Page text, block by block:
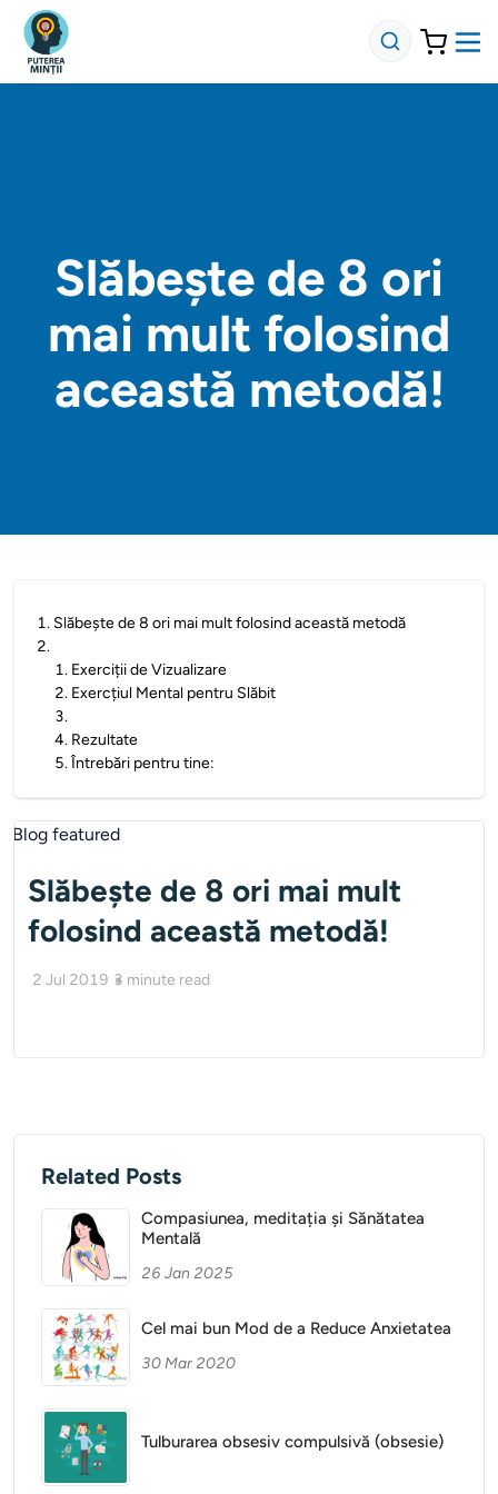
Slăbește de 8 ori
mai mult folosind
această metodă!
1. Slăbește de 8 ori mai mult folosind această metodă
2.
1. Exerciții de Vizualizare
2. Exercțiul Mental pentru Slăbit
3.
4. Rezultate
5.Întrebări pentru tine:
Slăbește de 8 ori mai mult
folosind această metodă!
2 Jul 2019 3 minute read
Related Posts
Compasiunea, meditația și Sănătatea
Mentală
26 Jan 2025
Cel mai bun Mod de a Reduce Anxietatea
30 Mar 2020
Tulburarea obsesiv compulsivă (obsesie)